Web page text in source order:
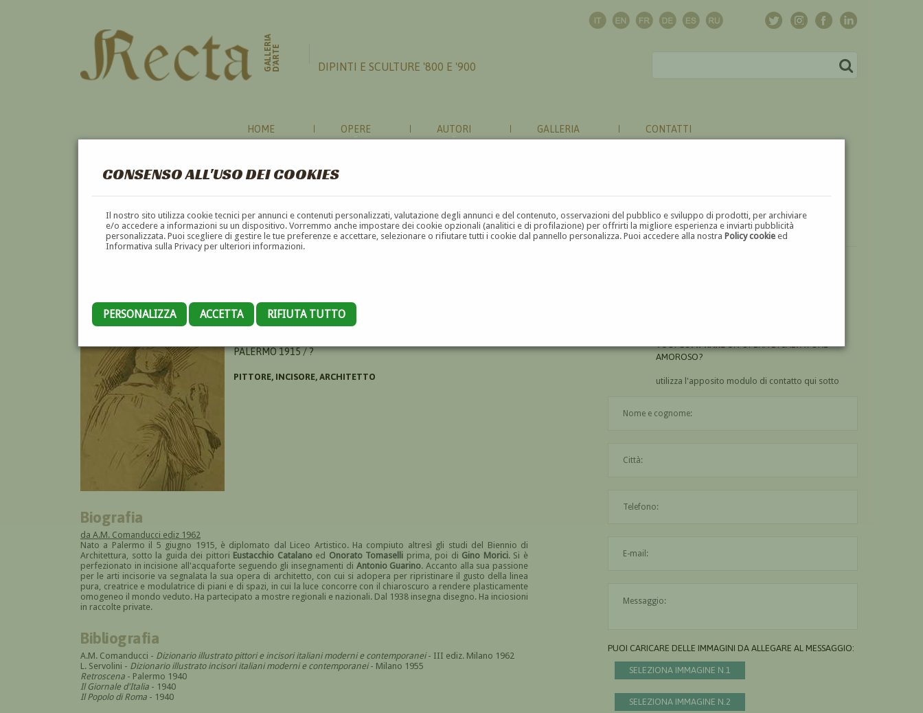
CONSENSO ALL'USO DEI COOKIES
Il nostro sito utilizza cookie tecnici per annunci e contenuti personalizzati, valutazione degli annunci e del contenuto, osservazioni del pubblico e sviluppo di prodotti, per archiviare
e/o accedere a informazioni su un dispositivo. Vorremmo anche impostare dei cookie opzionali (analitici e di profilazione) per offrirti la migliore esperienza e inviarti pubblicità
personalizzata. Puoi scegliere di gestire le tue preferenze e accettare, selezionare o rifiutare tutti i cookie dal pannello personalizza. Puoi accedere alla nostraPolicy cookie ed
Informativa sulla Privacy per ulteriori informazioni.
PERSONALIZZA ACCETTA RIFIUTA TUTTO
GALLERIAD'ARTE DIPINTI E SCULTURE '800 E '900
HOME OPERE AUTORI GALLERIA CONTATTI
SALVATORE AMOROSO
PALERMO 1915 / ?
PITTORE, INCISORE, ARCHITETTO
Biografia
da A.M. Comanducci ediz 1962
Nato a Palermo il 5 giugno 1915, è diplomato dal Liceo Artistico. Ha compiuto altresì gli studi del Biennio di
Architettura, sotto la guida dei pittori Eustacchio Catalanoed Onorato Tomaselli prima, poi di Gino Morici. Si è
perfezionato in incisione all'acquaforte seguendo gli insegnamenti di Antonio Guarino. Accanto alla sua passione
per le arti incisorie va segnalata la sua opera di architetto, con cui si adopera per ripristinare il gusto della linea
pura, creatrice e modulatrice di piani e di spazi, in cui la luce concorre con il chiaroscuro a rendere plasticamente
omogeneo il mondo veduto. Ha partecipato a mostre regionali e nazionali. Dal 1938 insegna disegno. Ha inciosioni
in raccolte private.
Bibliografia
A.M. Comanducci - Dizionario illustrato pittori e incisori italiani moderni e contemporanei- III ediz. Milano 1962
L. Servolini - Dizionario illustrato incisori italiani moderni e contemporanei- Milano 1955
Retroscena - Palermo 1940
Il Giornale d'Italia - 1940
Il Popolo di Roma - 1940
VUOICOMPRAREUN'OPERA DI SALVATORE
AMOROSO?
utilizza l'apposito modulo di contatto qui sotto
PUOI CARICARE DELLE IMMAGINI DA ALLEGARE AL MESSAGGIO:
SELEZIONA IMMAGINE N.1
SELEZIONA IMMAGINE N.2